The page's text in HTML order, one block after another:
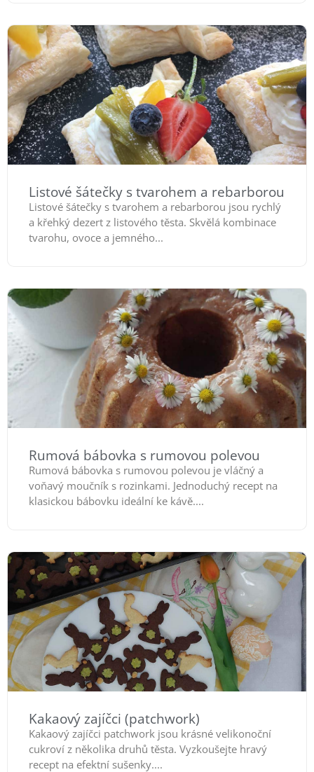
Listové šátečky s tvarohem a rebarborou
Listové šátečky s tvarohem a rebarborou jsou rychlý
a křehký dezert z listového těsta. Skvělá kombinace
tvarohu, ovoce a jemného...
Rumová bábovka s rumovou polevou
Rumová bábovka s rumovou polevou je vláčný a
voňavý moučník s rozinkami. Jednoduchý recept na
klasickou bábovku ideální ke kávě....
Kakaový zajíčci (patchwork)
Kakaový zajíčci patchwork jsou krásné velikonoční
cukroví z několika druhů těsta. Vyzkoušejte hravý
recept na efektní sušenky....